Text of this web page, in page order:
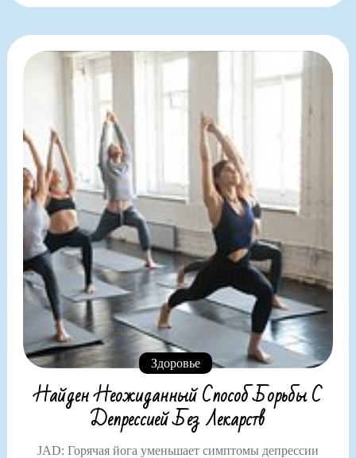
Здоровье
Найден Неожиданный Способ Борьбы С
Депрессией Без Лекарств
JAD: Горячая йога уменьшает симптомы депрессии